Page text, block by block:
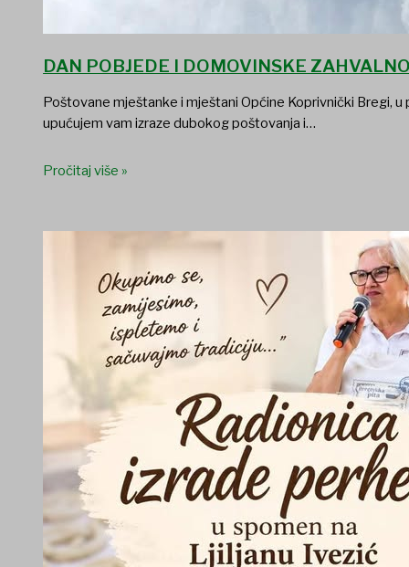
DAN POBJEDE I DOMOVINSKE
Poštovane mještanke i mještani Općine Koprivnički Bregi,
upućujem vam izraze dubokog poštovanja i…
Pročitaj više »